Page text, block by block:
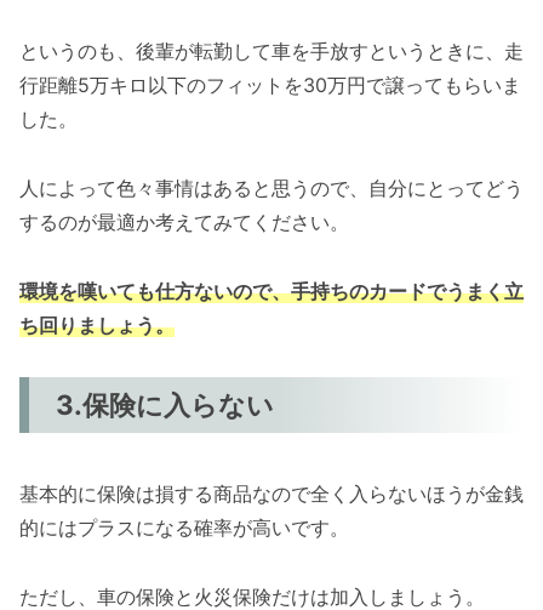
というのも、後輩が転勤して車を手放すというときに、走
行距離5万キロ以下のフィットを30万円で譲ってもらいま
した。
人によって色々事情はあると思うので、自分にとってどう
するのが最適か考えてみてください。
環境を嘆いても仕方ないので、手持ちのカードでうまく立
ち回りましょう。
3.保険に入らない
基本的に保険は損する商品なので全く入らないほうが金銭
的にはプラスになる確率が高いです。
ただし、車の保険と火災保険だけは加入しましょう。